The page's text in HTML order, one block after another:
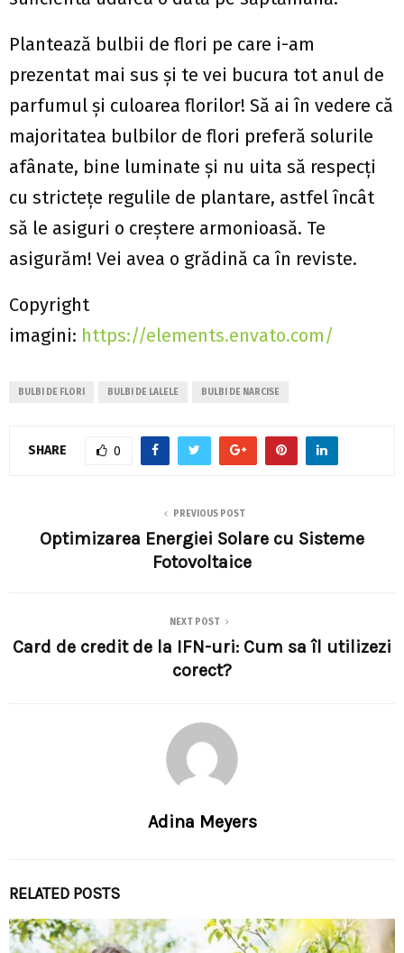
Plantează bulbii de flori pe care i-am
prezentat mai sus și te vei bucura tot anul de
parfumul și culoarea florilor! Să ai în vedere că
majoritatea bulbilor de flori preferă solurile
afânate, bine luminate și nu uita să respecți
cu strictețe regulile de plantare, astfel încât
să le asiguri o creștere armonioasă. Te
asigurăm! Vei avea o grădină ca în reviste.
Copyright
imagini: https://elements.envato.com/
BULBI DE FLORI BULBI DE LALELE BULBI DE NARCISE
SHARE 0
PREVIOUS POST
Optimizarea Energiei Solare cu Sisteme
Fotovoltaice
NEXT POST
Card de credit de la IFN-uri: Cum sa îl utilizezi
corect?
Adina Meyers
RELATED POSTS